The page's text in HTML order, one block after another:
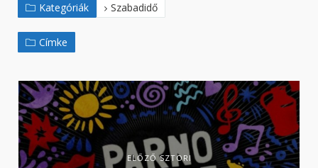
Kategóriák Szabadidő
Címke
ELŐZŐ SZTORI